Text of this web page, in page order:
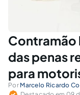
das penas
para
Por Marcelo Ricardo